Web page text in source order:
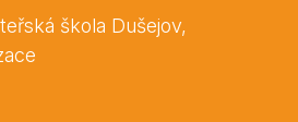
škola Dušejov,